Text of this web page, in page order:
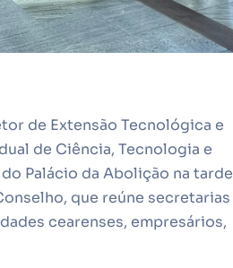
de Extensão Tecnológica e
de Ciência, Tecnologia e
Palácio da Abolição na tarde
que reúne secretarias
cearenses, empresários,